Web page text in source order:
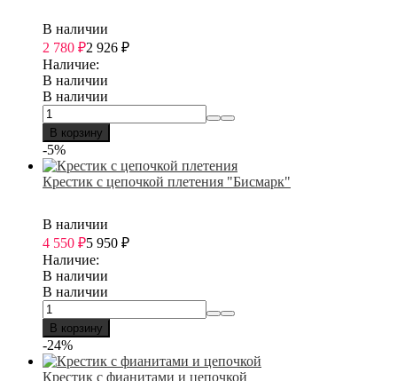
В наличии
2 780 ₽2 926 ₽
Наличие:
В наличии
В наличии
В корзину
-5%
Крестик с цепочкой плетения "Бисмарк"
В наличии
4 550 ₽5 950 ₽
Наличие:
В наличии
В наличии
В корзину
-24%
Крестик с фианитами и цепочкой